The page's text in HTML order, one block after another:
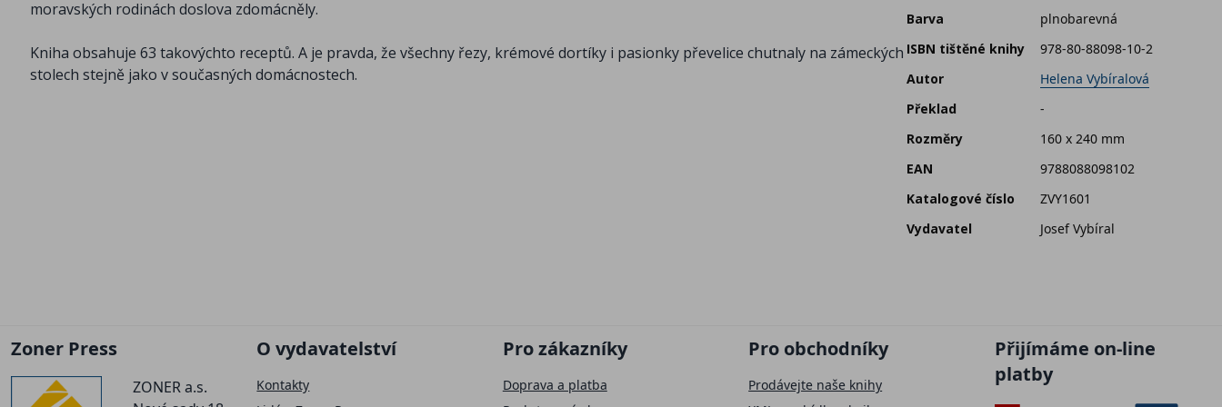
moravských rodinách doslova zdomácněly.
Kniha obsahuje 63 takovýchto receptů. A je pravda, že všechny řezy, krémové dortíky i pasionky převelice chutnaly na zámeckých
stolech stejně jako v současných domácnostech.
Barva
plnobarevná
ISBN tištěné knihy
978-80-88098-10-2
Autor
Helena Vybíralová
Překlad
-
Rozměry
160 x 240 mm
EAN
9788088098102
Katalogové číslo
ZVY1601
Vydavatel
Josef Vybíral
Zoner Press
ZONER a.s.
O vydavatelství
Kontakty
Pro zákazníky
Doprava a platba
Pro obchodníky
Prodávejte naše knihy
Přijímáme on-line
platby